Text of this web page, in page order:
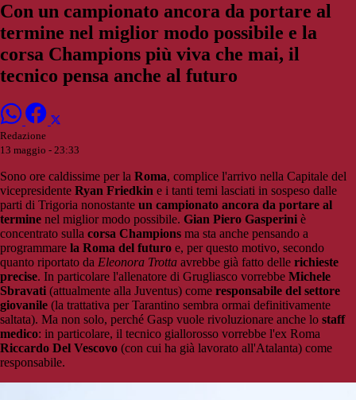
Con un campionato ancora da portare al
termine nel miglior modo possibile e la
corsa Champions più viva che mai, il
tecnico pensa anche al futuro
Redazione
13 maggio - 23:33
Sono ore caldissime per la Roma, complice l'arrivo nella Capitale del
vicepresidente Ryan Friedkin e i tanti temi lasciati in sospeso dalle
parti di Trigoria nonostante un campionato ancora da portare al
termine nel miglior modo possibile. Gian Piero Gasperini è
concentrato sulla corsa Champions ma sta anche pensando a
programmare la Roma del futuro e, per questo motivo, secondo
quanto riportato da Eleonora Trotta avrebbe già fatto delle richieste
precise. In particolare l'allenatore di Grugliasco vorrebbe Michele
Sbravati (attualmente alla Juventus) come responsabile del settore
giovanile (la trattativa per Tarantino sembra ormai definitivamente
saltata). Ma non solo, perché Gasp vuole rivoluzionare anche lo staff
medico: in particolare, il tecnico giallorosso vorrebbe l'ex Roma
Riccardo Del Vescovo (con cui ha già lavorato all'Atalanta) come
responsabile.